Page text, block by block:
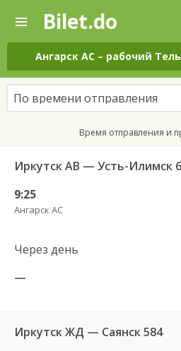
—
Поиск
и
покупка
билетов
на
автобус
онлайн
Bilet.do
Ангарск АС – рабочий
По времени отправления
Время отправления и
Иркутск АВ — Усть-Илимск
9:25
Ангарск АС
Через день
—
Иркутск ЖД — Саянск 584